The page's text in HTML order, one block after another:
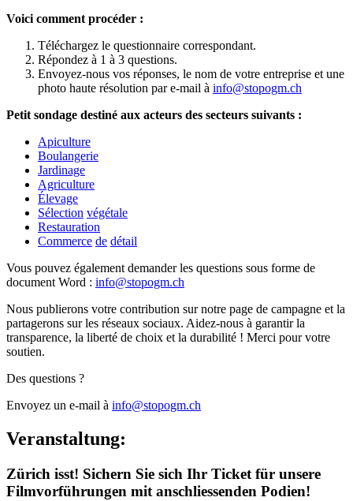
Voici comment procéder :
Téléchargez le questionnaire correspondant.
Répondez à 1 à 3 questions.
Envoyez-nous vos réponses, le nom de votre entreprise et une
photo haute résolution par e-mail à info@stopogm.ch
Petit sondage destiné aux acteurs des secteurs suivants :
Apiculture
Boulangerie
Jardinage
Agriculture
Élevage
Sélection végétale
Restauration
Commerce de détail
Vous pouvez également demander les questions sous forme de
document Word : info@stopogm.ch
Nous publierons votre contribution sur notre page de campagne et la
partagerons sur les réseaux sociaux. Aidez-nous à garantir la
transparence, la liberté de choix et la durabilité ! Merci pour votre
soutien.
Des questions ?
Envoyez un e-mail à info@stopogm.ch
Veranstaltung:
Zürich isst! Sichern Sie sich Ihr Ticket für unsere
Filmvorführungen mit anschliessenden Podien!